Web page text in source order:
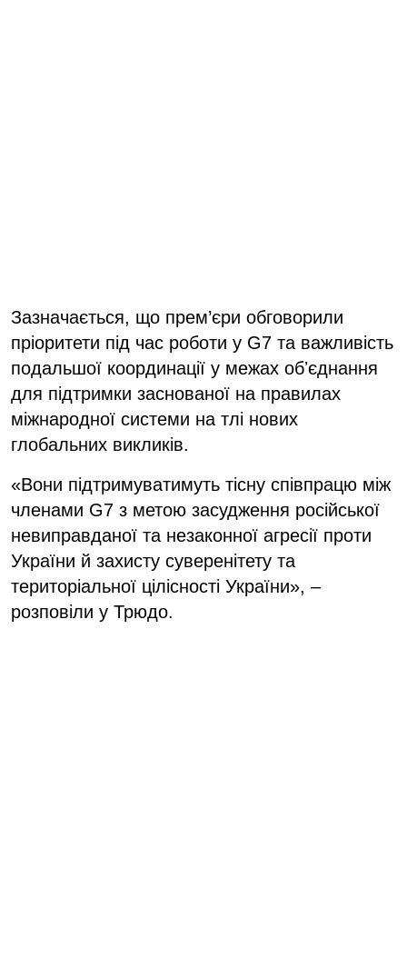
Зазначається, що прем’єри обговорили
пріоритети під час роботи у G7 та важливість
подальшої координації у межах обʼєднання
для підтримки заснованої на правилах
міжнародної системи на тлі нових
глобальних викликів.
«Вони підтримуватимуть тісну співпрацю між
членами G7 з метою засудження російської
невиправданої та незаконної агресії проти
України й захисту суверенітету та
територіальної цілісності України», –
розповіли у Трюдо.